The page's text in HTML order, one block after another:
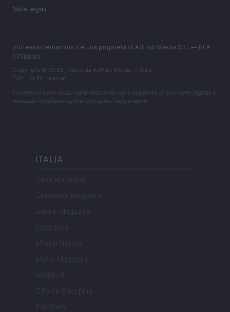
Note legali
professionemamma.it è una proprietà di AdHub Media S.r.l. — REA
2729933
Copyright © 2026 · Edito da AdHub Media — Italia
Tutti i diritti riservati
I contenuti sono curati dalla redazione con il supporto di strumenti digitali e
realizzati in collaborazione con autori indipendenti.
ITALIA
Casa Magazine
Cineverse Magazine
Donne Magazine
Food Blog
Milano Notizie
Motor Magazine
Notizie.it
Offerte Shopping
Pet Story